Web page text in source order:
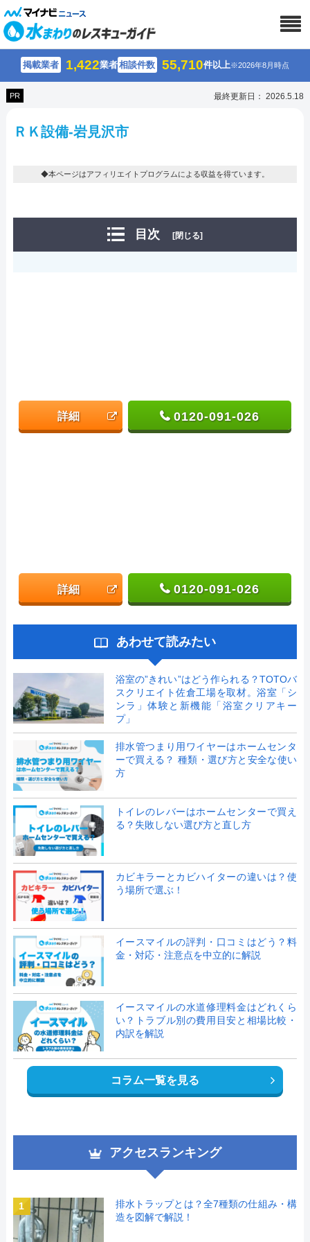
掲載業者 1,422業者相談件数 55,710件以上※2026年8月時点
PR 最終更新日： 2026.5.18
ＲＫ設備-岩見沢市
◆本ページはアフィリエイトプログラムによる収益を得ています。
目次 [閉じる]
詳細 0120-091-026
詳細 0120-091-026
あわせて読みたい
浴室の”きれい”はどう作られる？TOTOバ
スクリエイト佐倉工場を取材。浴室「シ
ンラ」体験と新機能「浴室クリアキー
プ」
排水管つまり用ワイヤーはホームセンタ
ーで買える？ 種類・選び方と安全な使い
方
トイレのレバーはホームセンターで買え
る？失敗しない選び方と直し方
カビキラーとカビハイターの違いは？使
う場所で選ぶ！
イースマイルの評判・口コミはどう？料
金・対応・注意点を中立的に解説
イースマイルの水道修理料金はどれくら
い？トラブル別の費用目安と相場比較・
内訳を解説
コラム一覧を見る
アクセスランキング
1
排水トラップとは？全7種類の仕組み・構
造を図解で解説！